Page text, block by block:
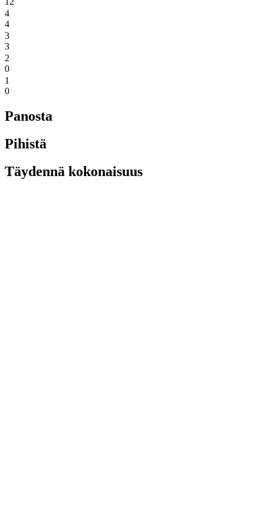
4
4
3
3
2
0
1
0
Panosta
Pihistä
Täydennä kokonaisuus